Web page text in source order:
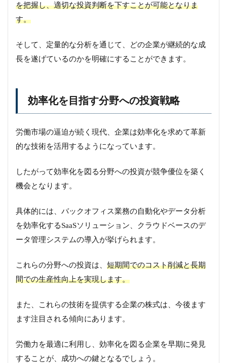
を把握し、適切な投資判断を下すことが可能となりま
す。
そして、定量的な分析を通じて、どの企業が継続的な成
長を遂げているのかを明確にすることができます。
効率化を目指す分野への投資戦略
労働市場の逼迫が続く現代、企業は効率化を求めて革新
的な技術を活用するようになっています。
したがって効率化を図る分野への投資が競争優位を築く
機会となります。
具体的には、バックオフィス業務の自動化やデータ分析
を効率化するSaaSソリューション、クラウドベースのデ
ータ管理システムの導入が挙げられます。
これらの分野への投資は、 短期間でのコスト削減と長期
間での生産性向上を実現します。
また、これらの技術を提供する企業の株式は、今後ます
ます注目される傾向にあります。
労働力を最適に利用し、効率化を図る企業を早期に発見
することが、成功への鍵となるでしょう。